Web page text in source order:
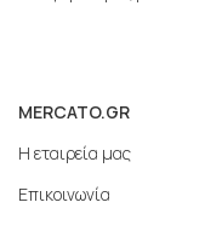
MERCATO.GR
Η εταιρεία μας
Επικοινωνία